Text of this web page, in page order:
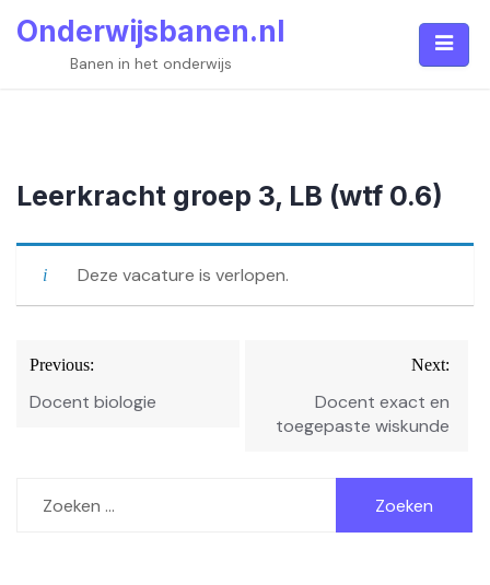
Onderwijsbanen.nl
Banen in het onderwijs
Leerkracht groep 3, LB (wtf 0.6)
Deze vacature is verlopen.
Bericht
navigatie
Previous:
Docent biologie
Next:
Docent exact en
toegepaste wiskunde
naar: